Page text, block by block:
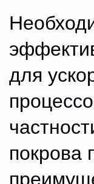
для
покрова